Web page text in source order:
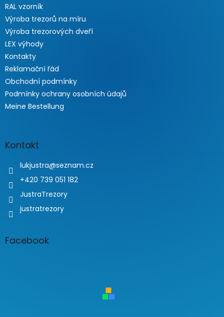
RAL vzorník
Výroba trezorů na míru
Výroba trezorových dveří
LEX výhody
Kontakty
Reklamační řád
Obchodní podmínky
Podmínky ochrany osobních údajů
Meine Bestellung
Kontakt
lukjustra@seznam.cz
+420 739 051 182
JustraTrezory
justratrezory
Facebook